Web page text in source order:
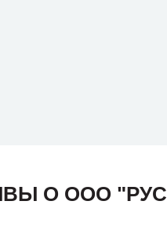
О ООО